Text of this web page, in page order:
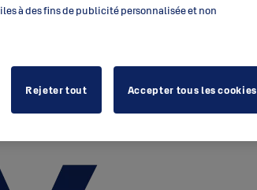
à des fins de publicité personnalisée et non
Rejeter tout
Accepter tous les cookies